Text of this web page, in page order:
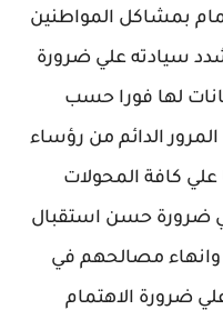
بمشاكل المواطنين
سيادته علي ضرورة
لها فورا حسب
الدائم من رؤساء
كافة المحولات
ضرورة حسن استقبال
وانهاء مصالحهم في
ضرورة الاهتمام